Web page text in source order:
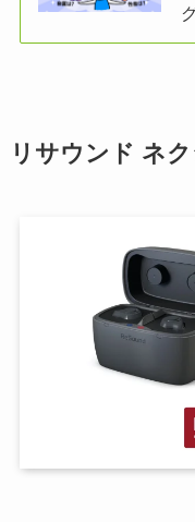
リサウンド ネ